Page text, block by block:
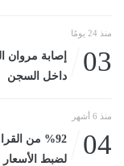
منذ 24 يومًا
03
إصابة مروان
داخل السجن
منذ 6 أشهر
04
%92 من
لضبط